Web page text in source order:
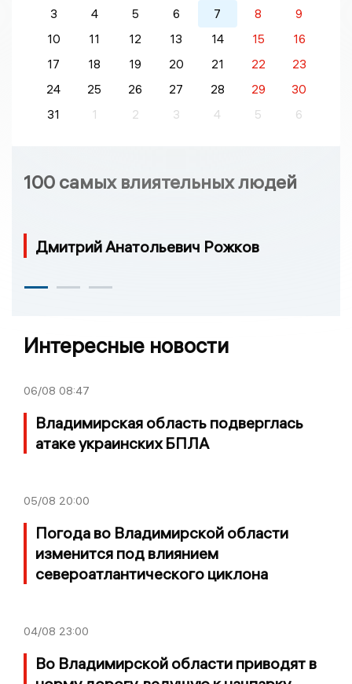
3
4 5 6 7 8
9
10
11 12 13 14 15
16
17
18 19 20 21 22
23
24
25 26 27 28 29
30
31
1 2 3 4 5 6
100 самых влиятельных людей
Дмитрий Анатольевич Рожков
Интересные новости
06/08 08:47
Владимирская область подверглась
атаке украинских БПЛА
05/08 20:00
Погода во Владимирской области
изменится под влиянием
североатлантического циклона
04/08 23:00
Во Владимирской области приводят в